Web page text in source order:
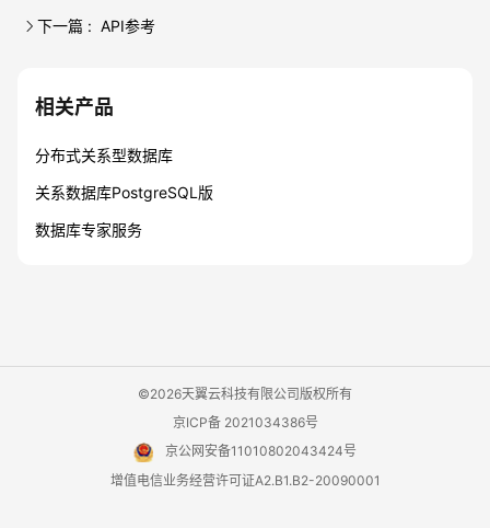
下一篇 : API参考
相关产品
分布式关系型数据库
关系数据库PostgreSQL版
数据库专家服务
©2026天翼云科技有限公司版权所有
京ICP备 2021034386号
京公网安备11010802043424号
增值电信业务经营许可证A2.B1.B2-20090001